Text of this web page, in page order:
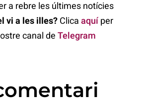
a rebre les últimes notícies
vi a les illes? Clica aquíper
canal de Telegram